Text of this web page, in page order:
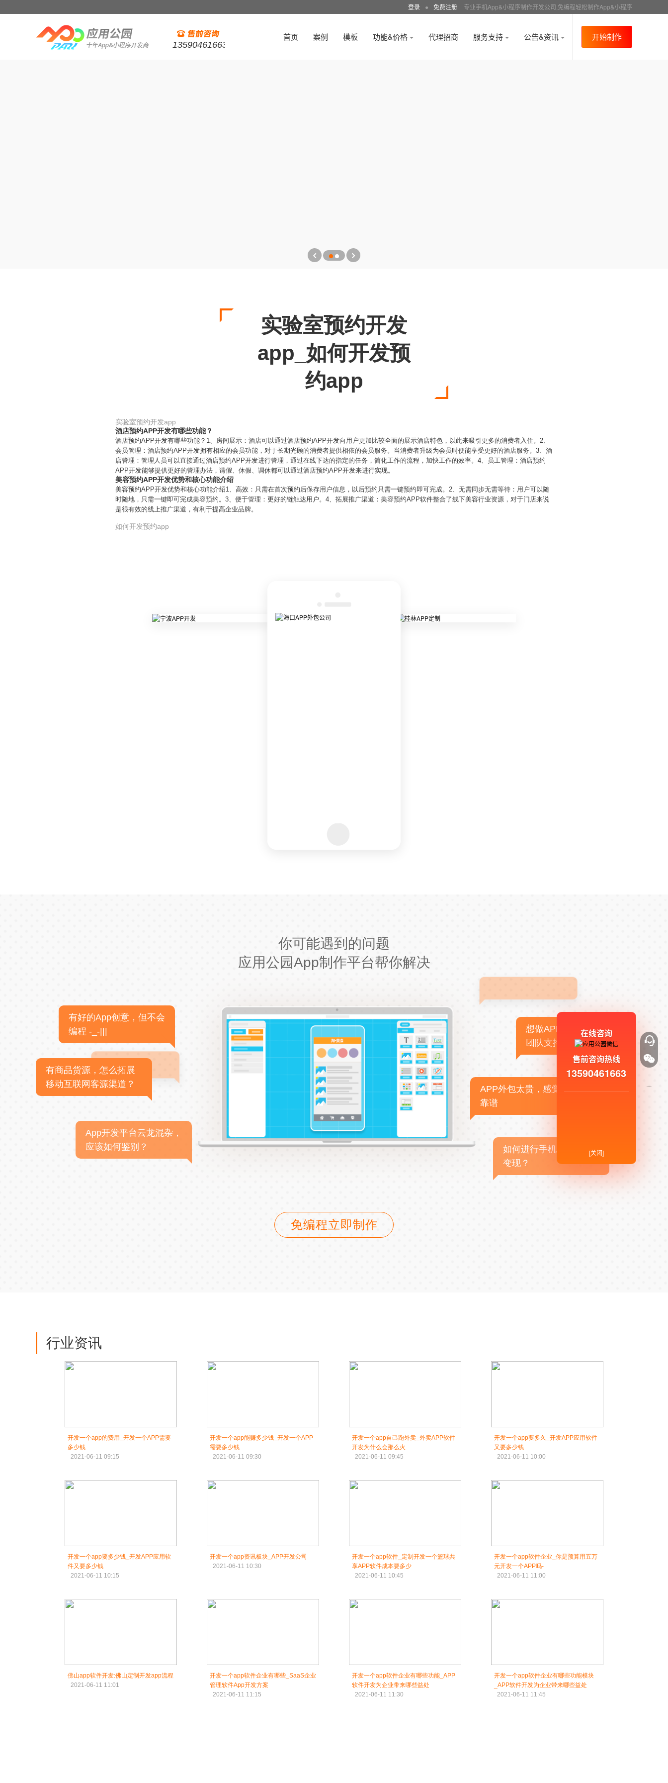
登录 ● 免费注册 专业手机App&小程序制作开发公司,免编程轻松制作App&小程序
13590461663
首页 案例 模板 功能&价格 代理招商 服务支持 公告&资讯 开始制作
实验室预约开发
app_如何开发预
约app
实验室预约开发app
酒店预约APP开发有哪些功能？
酒店预约APP开发有哪些功能？1、房间展示：酒店可以通过酒店预约APP开发向用户更加比较全面的展示酒店特色，以此来吸引更多的消费者入住。2、
会员管理：酒店预约APP开发拥有相应的会员功能，对于长期光顾的消费者提供相依的会员服务。当消费者升级为会员时便能享受更好的酒店服务。3、酒
店管理：管理人员可以直接通过酒店预约APP开发进行管理，通过在线下达的指定的任务，简化工作的流程，加快工作的效率。4、员工管理：酒店预约
APP开发能够提供更好的管理办法，请假、休假、调休都可以通过酒店预约APP开发来进行实现。
美容预约APP开发优势和核心功能介绍
美容预约APP开发优势和核心功能介绍1、高效：只需在首次预约后保存用户信息，以后预约只需一键预约即可完成。2、无需同步无需等待：用户可以随
时随地，只需一键即可完成美容预约。3、便于管理：更好的链触达用户。4、拓展推广渠道：美容预约APP软件整合了线下美容行业资源，对于门店来说
是很有效的线上推广渠道，有利于提高企业品牌。
如何开发预约app
你可能遇到的问题
应用公园App制作平台帮你解决
有好的App创意，但不会
编程 -_-|||
有商品货源，怎么拓展
移动互联网客源渠道？
App开发平台云龙混杂，
应该如何鉴别？
想做APP，但没有技术
团队支持
APP外包太贵，感觉不
靠谱
如何进行手机APP商业
变现？
免编程立即制作
行业资讯
开发一个app的费用_开发一个APP需要
多少钱
2021-06-11 09:15
开发一个app能赚多少钱_开发一个APP
需要多少钱
2021-06-11 09:30
开发一个app自己跑外卖_外卖APP软件
开发为什么会那么火
2021-06-11 09:45
开发一个app要多久_开发APP应用软件
又要多少钱
2021-06-11 10:00
开发一个app要多少钱_开发APP应用软
件又要多少钱
2021-06-11 10:15
开发一个app资讯板块_APP开发公司
2021-06-11 10:30
开发一个app软件_定制开发一个篮球共
享APP软件成本要多少
2021-06-11 10:45
开发一个app软件企业_你是预算用五万
元开发一个APP吗-
2021-06-11 11:00
佛山app软件开发:佛山定制开发app流程
2021-06-11 11:01
开发一个app软件企业有哪些_SaaS企业
管理软件App开发方案
2021-06-11 11:15
开发一个app软件企业有哪些功能_APP
软件开发为企业带来哪些益处
2021-06-11 11:30
开发一个app软件企业有哪些功能模块
_APP软件开发为企业带来哪些益处
2021-06-11 11:45
在线咨询
售前咨询热线
13590461663
[关闭]